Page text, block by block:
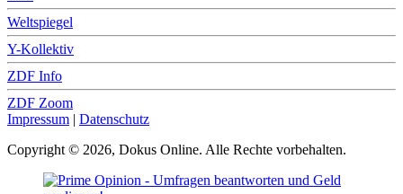
Weltspiegel
Y-Kollektiv
ZDF Info
ZDF Zoom
Impressum | Datenschutz
Copyright © 2026, Dokus Online. Alle Rechte vorbehalten.